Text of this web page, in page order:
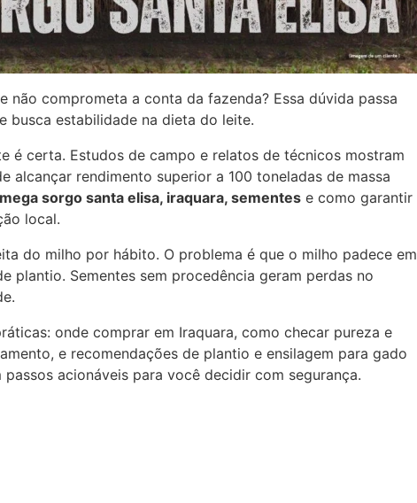
não comprometa a conta da fazenda? Essa dúvida passa
busca estabilidade na dieta do leite.
é certa. Estudos de campo e relatos de técnicos mostram
alcançar rendimento superior a 100 toneladas de massa
mega sorgo santa elisa, iraquara, sementes e como garantir
local.
do milho por hábito. O problema é que o milho padece em
plantio. Sementes sem procedência geram perdas no
onde comprar em Iraquara, como checar pureza e
e recomendações de plantio e ensilagem para gado
acionáveis para você decidir com segurança.